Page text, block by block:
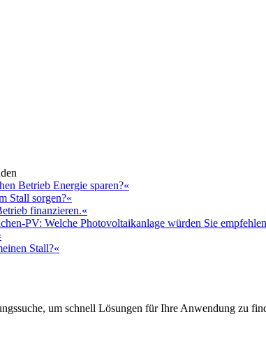
Betrieb Energie sparen?«
Stall sorgen?«
finanzieren.«
PV: Welche Photovoltaikanlage würden Sie
Stall?«
um schnell Lösungen für Ihre Anwendung zu